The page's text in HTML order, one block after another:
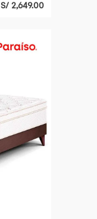
S/ 2,649.00